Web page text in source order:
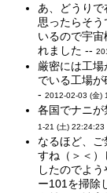
あ、どうり
思ったらそ
いるので宇
れました --
厳密には工
でいる工場
-2012-02-03 (金)
各国でナニ
1-21 (土) 22:24:23
なるほど、
すね（＞＜）
したのでよ
ー101を掃除